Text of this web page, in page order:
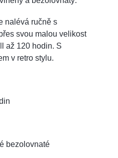
nalévá ručně s
svou malou velikost
až 120 hodin. S
v retro stylu.
bezolovnaté